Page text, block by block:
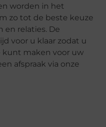
worden in het
zo tot de beste keuze
en relaties. De
voor u klaar zodat u
kunt maken voor uw
afspraak via onze